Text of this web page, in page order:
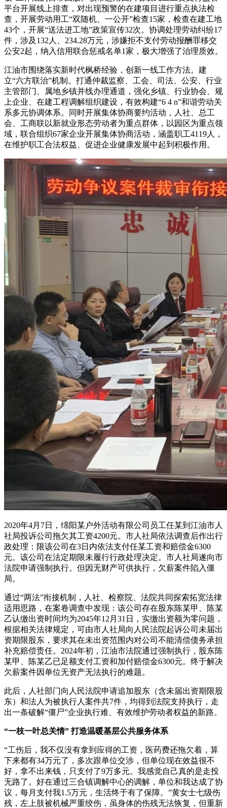
平台开展线上排查，对出现预警的在建项目进行重点执法检
查，开展劳动用工“双随机、一公开”检查15家，检查在建工地
43个，开展“送法进工地”政策宣传32次。协调处理劳动纠纷17
件，涉及132人、234.28万元，涉嫌拒不支付劳动报酬罪移交
公安2起，纳入信用联合惩戒名单1家，极大增强了治理质效。
江油市围绕落实新时代枫桥经验，创新一线工作方法。建
立“六方联治”机制。打通仲裁监察、工会、司法、公安、行业
主管部门、属地乡镇并线办理通道，强化乡镇、行业协会、规
上企业、在建工程调解组织建设，有效构建“6 4 n”和谐劳动关
系多元协调体系。同时开展集体协商要约活动，人社、总工
会、工商联以新就业形态劳动者为重点群体，以园区为重点领
域，联合组织67家企业开展集体协商活动，涵盖职工4119人，
在维护职工合法权益、促进企业健康发展中起到积极作用。
2020年4月7日，绵阳某户外活动有限公司员工任某到江油市人
社局投诉公司拖欠其工资4200元。市人社局依法调查后作出行
政处理：限该公司在3日内依法支付任某工资和赔偿金6300
元。该公司在法定期限未履行行政处理决定。市人社局遂向市
法院申请强制执行。但因无财产可供执行，欠薪案件陷入僵
局。
通过“两法”衔接机制，人社、检察院、法院共同探索拓宽法律
适用思路，在案卷调查中发现：该公司存在股东陈某甲、陈某
乙认缴出资时间均为2045年12月31日，实缴出资额为零问题，
根据相关法律规定，可由市人社局向人民法院起诉公司未届出
资期限股东，要求其在未出资范围内对公司不能清偿债务承担
补充赔偿责任。2024年初，江油市法院通过强制执行，股东陈
某甲、陈某乙已足额支付工资和加付赔偿金6300元。终于解决
欠薪案件因单位无资产无法执行的难题。
此后，人社部门向人民法院申请追加股东（含未届出资期限股
东）和法人为被执行人案件共7件，均得到法院支持执行，走
出一条破解“僵尸”企业执行难、有效维护劳动者权益的新路。
“一枝一叶总关情” 打造温暖基层公共服务体系
“工伤后，我不仅没有拿到应得的工资，医药费还拖欠着，算
下来都有34万元了，多次跟单位交涉，但单位现在效益很不
好，拿不出来钱，只支付了9万多元。我感觉自己真的是走投
无路了。好在通过三合镇调解中心的调解，单位和我达成了协
议，每月支付我1.5万元，生活终于有了保障。”黄女士七级伤
残，左上肢被机械严重绞伤，虽身体的伤残无法恢复，但重新